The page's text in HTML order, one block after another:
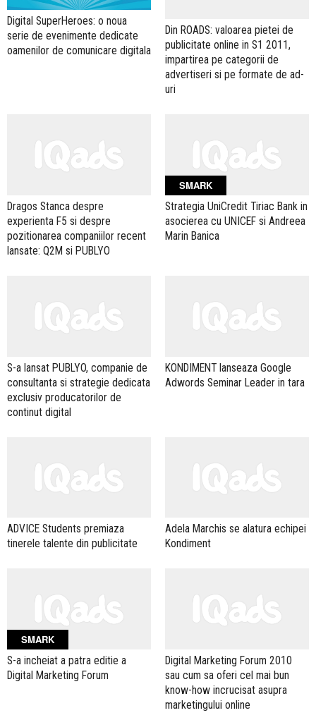
Digital SuperHeroes: o noua
serie de evenimente dedicate
oamenilor de comunicare digitala
Din ROADS: valoarea pietei de
publicitate online in S1 2011,
impartirea pe categorii de
advertiseri si pe formate de ad-
uri
Dragos Stanca despre
experienta F5 si despre
pozitionarea companiilor recent
lansate: Q2M si PUBLYO
SMARK
Strategia UniCredit Tiriac Bank in
asocierea cu UNICEF si Andreea
Marin Banica
S-a lansat PUBLYO, companie de
consultanta si strategie dedicata
exclusiv producatorilor de
continut digital
KONDIMENT lanseaza Google
Adwords Seminar Leader in tara
ADVICE Students premiaza
tinerele talente din publicitate
Adela Marchis se alatura echipei
Kondiment
SMARK
S-a incheiat a patra editie a
Digital Marketing Forum
Digital Marketing Forum 2010
sau cum sa oferi cel mai bun
know-how incrucisat asupra
marketingului online